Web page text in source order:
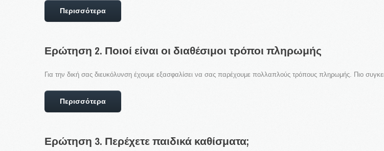
Περισσότερα
Ερώτηση 2. Ποιοί είναι οι διαθέσιμοι τρόποι πληρωμής
Για την δική σας διευκόλυνση έχουμε εξασφαλίσει να σας παρέχουμε πολλαπλούς τρόπους πληρωμής. Πιο
Περισσότερα
Ερώτηση 3. Περέχετεπαιδικά καθίσματα;